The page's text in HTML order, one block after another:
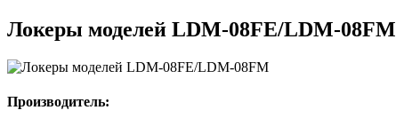
Локеры моделей LDM-08FE/LDM-08FM
Производитель: